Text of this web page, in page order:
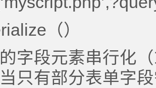
（）
字段元素串行化
只有部分表单字